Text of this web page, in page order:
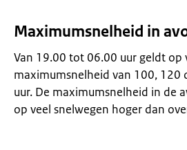
Maximumsnelheid in
Van 19.00 tot 06.00 uur geldt op
maximumsnelheid van 100,
uur. De maximumsnelheid in de
op veel snelwegen hoger dan